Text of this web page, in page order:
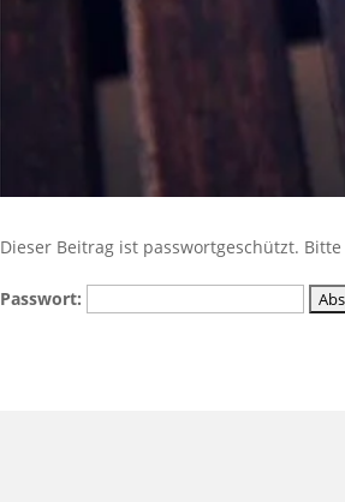
Dieser Beitrag ist passwortgeschützt.
Passwort: